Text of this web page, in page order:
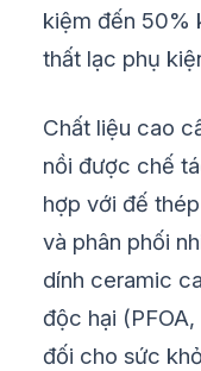
kiệm đến 50%
thất lạc phụ
Chất liệu cao
nồi được chế
hợp với đế
và phân phối
dính ceramic
độc hại
đối cho sức